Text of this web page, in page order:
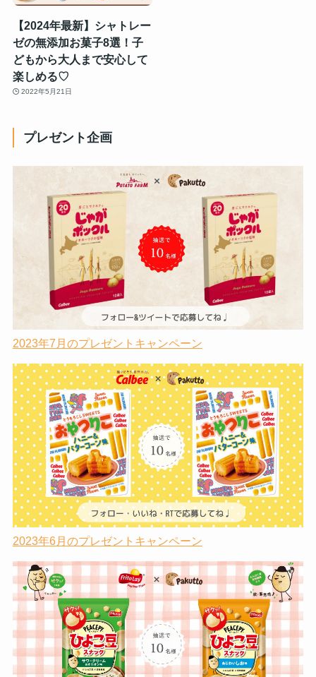
【2024年最新】シャトレー
ゼの無添加お菓子8選！子
どもから大人まで安心して
楽しめる♡
2022年5月21日
プレゼント企画
2023年7月のプレゼントキャンペーン
2023年6月のプレゼントキャンペーン